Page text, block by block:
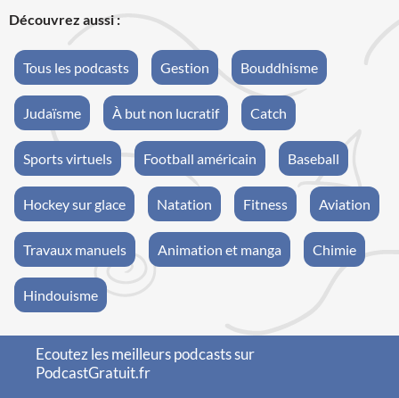
Découvrez aussi :
Tous les podcasts Gestion Bouddhisme
Judaïsme À but non lucratif Catch
Sports virtuels Football américain Baseball
Hockey sur glace Natation Fitness Aviation
Travaux manuels Animation et manga Chimie
Hindouisme
Ecoutez les meilleurs podcasts sur
PodcastGratuit.fr